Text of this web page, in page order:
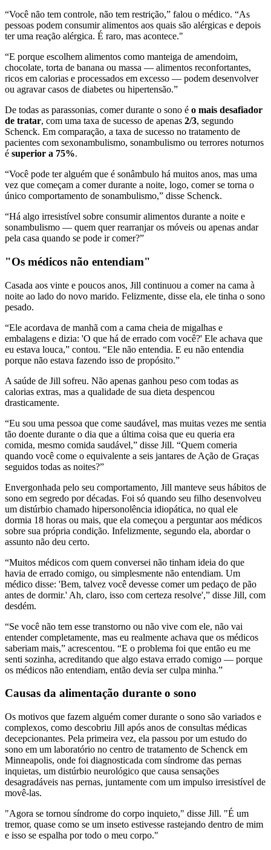
“Você não tem controle, não tem restrição,” falou o médico. “As
pessoas podem consumir alimentos aos quais são alérgicas e depois
ter uma reação alérgica. É raro, mas acontece."
“E porque escolhem alimentos como manteiga de amendoim,
chocolate, torta de banana ou massa — alimentos reconfortantes,
ricos em calorias e processados em excesso — podem desenvolver
ou agravar casos de diabetes ou hipertensão.”
De todas as parassonias, comer durante o sono é o mais desafiador
de tratar, com uma taxa de sucesso de apenas 2/3, segundo
Schenck. Em comparação, a taxa de sucesso no tratamento de
pacientes com sexonambulismo, sonambulismo ou terrores noturnos
é superior a 75%.
“Você pode ter alguém que é sonâmbulo há muitos anos, mas uma
vez que começam a comer durante a noite, logo, comer se torna o
único comportamento de sonambulismo,” disse Schenck.
“Há algo irresistível sobre consumir alimentos durante a noite e
sonambulismo — quem quer rearranjar os móveis ou apenas andar
pela casa quando se pode ir comer?”
"Os médicos não entendiam"
Casada aos vinte e poucos anos, Jill continuou a comer na cama à
noite ao lado do novo marido. Felizmente, disse ela, ele tinha o sono
pesado.
“Ele acordava de manhã com a cama cheia de migalhas e
embalagens e dizia: 'O que há de errado com você?' Ele achava que
eu estava louca,” contou. “Ele não entendia. E eu não entendia
porque não estava fazendo isso de propósito.”
A saúde de Jill sofreu. Não apenas ganhou peso com todas as
calorias extras, mas a qualidade de sua dieta despencou
drasticamente.
“Eu sou uma pessoa que come saudável, mas muitas vezes me sentia
tão doente durante o dia que a última coisa que eu queria era
comida, mesmo comida saudável,” disse Jill. “Quem comeria
quando você come o equivalente a seis jantares de Ação de Graças
seguidos todas as noites?”
Envergonhada pelo seu comportamento, Jill manteve seus hábitos de
sono em segredo por décadas. Foi só quando seu filho desenvolveu
um distúrbio chamado hipersonolência idiopática, no qual ele
dormia 18 horas ou mais, que ela começou a perguntar aos médicos
sobre sua própria condição. Infelizmente, segundo ela, abordar o
assunto não deu certo.
“Muitos médicos com quem conversei não tinham ideia do que
havia de errado comigo, ou simplesmente não entendiam. Um
médico disse: 'Bem, talvez você devesse comer um pedaço de pão
antes de dormir.' Ah, claro, isso com certeza resolve',” disse Jill, com
desdém.
“Se você não tem esse transtorno ou não vive com ele, não vai
entender completamente, mas eu realmente achava que os médicos
saberiam mais,” acrescentou. “E o problema foi que então eu me
senti sozinha, acreditando que algo estava errado comigo — porque
os médicos não entendiam, então devia ser culpa minha.”
Causas da alimentação durante o sono
Os motivos que fazem alguém comer durante o sono são variados e
complexos, como descobriu Jill após anos de consultas médicas
decepcionantes. Pela primeira vez, ela passou por um estudo do
sono em um laboratório no centro de tratamento de Schenck em
Minneapolis, onde foi diagnosticada com síndrome das pernas
inquietas, um distúrbio neurológico que causa sensações
desagradáveis nas pernas, juntamente com um impulso irresistível de
movê-las.
"Agora se tornou síndrome do corpo inquieto," disse Jill. "É um
tremor, quase como se um inseto estivesse rastejando dentro de mim
e isso se espalha por todo o meu corpo."